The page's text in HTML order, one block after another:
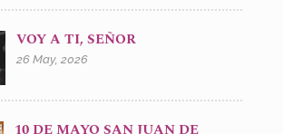
VOY A TI, SEÑOR
26 May, 2026